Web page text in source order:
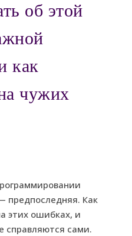
об этой
как
чужих
Как
этих ошибках, и
справляются сами.